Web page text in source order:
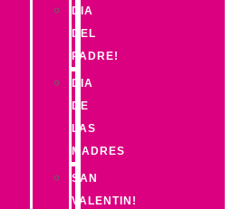
DIA
DEL
PADRE!
DIA
DE
LAS
MADRES
SAN
VALENTIN!